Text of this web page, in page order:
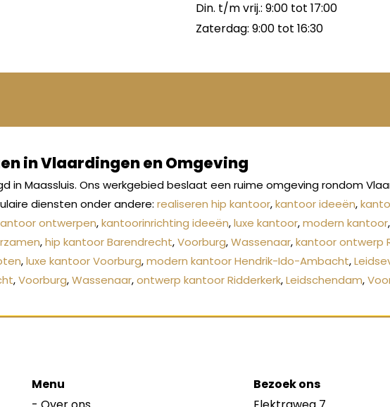
Din. t/m vrij.: 9:00 tot 17:00
Zaterdag: 9:00 tot 16:30
in Vlaardingen en Omgeving
in Maassluis. Ons werkgebied beslaat een ruime omgeving rondom
diensten onder andere: realiseren hip kantoor,kantoor ideeën,
ontwerpen,kantoorinrichting ideeën,luxe kantoor,modern kantoor
,hip kantoor Barendrecht,Voorburg,Wassenaar,kantoor ontwerp
,luxe kantoor Voorburg,modern kantoor Hendrik-Ido-Ambacht,
,Voorburg,Wassenaar,ontwerp kantoor Ridderkerk,Leidschendam,
Menu
Bezoek ons